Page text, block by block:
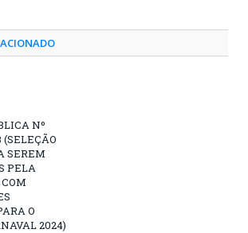
Nº
(SELEÇÃO
SEREM
PELA
O
2024)